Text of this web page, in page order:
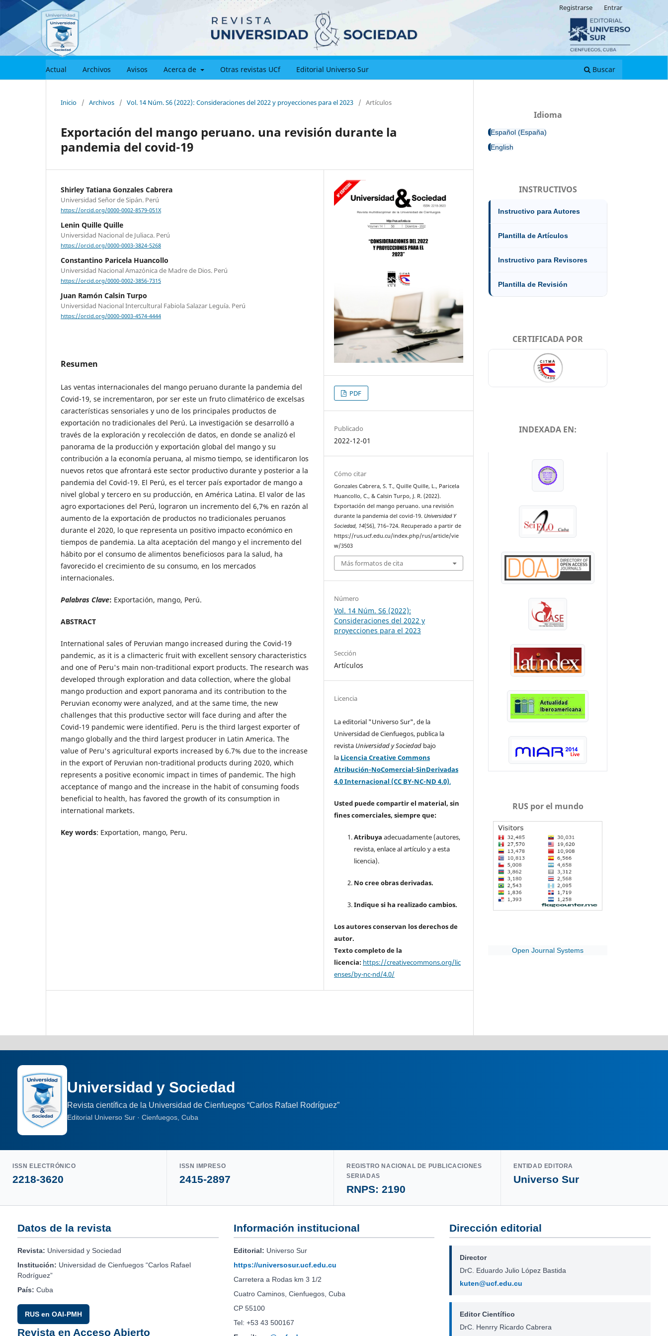
Actual Archivos Avisos Acerca de Otras revistas UCf Editorial Universo Sur Buscar
Registrarse Entrar
Inicio / Archivos / Vol. 14 Núm. S6 (2022): Consideraciones del 2022 y proyecciones para el 2023 / Artículos
Exportación del mango peruano. una revisión durante la
pandemia del covid-19
Shirley Tatiana Gonzales Cabrera
Universidad Señor de Sipán. Perú
https://orcid.org/0000-0002-8579-051X
Lenin Quille Quille
Universidad Nacional de Juliaca. Perú
https://orcid.org/0000-0003-3824-5268
Constantino Paricela Huancollo
Universidad Nacional Amazónica de Madre de Dios. Perú
https://orcid.org/0000-0002-3856-7315
Juan Ramón Calsin Turpo
Universidad Nacional Intercultural Fabiola Salazar Leguía. Perú
https://orcid.org/0000-0003-4574-4444
Resumen
Las ventas internacionales del mango peruano durante la pandemia del
Covid-19, se incrementaron, por ser este un fruto climatérico de excelsas
características sensoriales y uno de los principales productos de
exportación no tradicionales del Perú. La investigación se desarrolló a
través de la exploración y recolección de datos, en donde se analizó el
panorama de la producción y exportación global del mango y su
contribución a la economía peruana, al mismo tiempo, se identificaron los
nuevos retos que afrontará este sector productivo durante y posterior a la
pandemia del Covid-19. El Perú, es el tercer país exportador de mango a
nivel global y tercero en su producción, en América Latina. El valor de las
agro exportaciones del Perú, lograron un incremento del 6,7% en razón al
aumento de la exportación de productos no tradicionales peruanos
durante el 2020, lo que representa un positivo impacto económico en
tiempos de pandemia. La alta aceptación del mango y el incremento del
hábito por el consumo de alimentos beneficiosos para la salud, ha
favorecido el crecimiento de su consumo, en los mercados
internacionales.
Palabras Clave: Exportación, mango, Perú.
ABSTRACT
International sales of Peruvian mango increased during the Covid-19
pandemic, as it is a climacteric fruit with excellent sensory characteristics
and one of Peru's main non-traditional export products. The research was
developed through exploration and data collection, where the global
mango production and export panorama and its contribution to the
Peruvian economy were analyzed, and at the same time, the new
challenges that this productive sector will face during and after the
Covid-19 pandemic were identified. Peru is the third largest exporter of
mango globally and the third largest producer in Latin America. The
value of Peru's agricultural exports increased by 6.7% due to the increase
in the export of Peruvian non-traditional products during 2020, which
represents a positive economic impact in times of pandemic. The high
acceptance of mango and the increase in the habit of consuming foods
beneficial to health, has favored the growth of its consumption in
international markets.
Key words: Exportation, mango, Peru.
PDF
Publicado
2022-12-01
Cómo citar
Gonzales Cabrera, S. T., Quille Quille, L., Paricela
Huancollo, C., & Calsin Turpo, J. R. (2022).
Exportación del mango peruano. una revisión
durante la pandemia del covid-19. Universidad Y
Sociedad, 14(S6), 716–724. Recuperado a partir de
https://rus.ucf.edu.cu/index.php/rus/article/vie
w/3503
Más formatos de cita
Número
Vol. 14 Núm. S6 (2022):
Consideraciones del 2022 y
proyecciones para el 2023
Sección
Artículos
Licencia
La editorial "Universo Sur", de la
Universidad de Cienfuegos, publica la
revista Universidad y Sociedad bajo
la Licencia Creative Commons
Atribución-NoComercial-SinDerivadas
4.0 Internacional (CC BY-NC-ND 4.0).
Usted puede compartir el material, sin
fines comerciales, siempre que:
Atribuya adecuadamente (autores,
revista, enlace al artículo y a esta
licencia).
No cree obras derivadas.
Indique si ha realizado cambios.
Los autores conservan los derechos de
autor.
Texto completo de la
licencia: https://creativecommons.org/lic
enses/by-nc-nd/4.0/
Idioma
Español (España)
English
INSTRUCTIVOS
Instructivo para Autores
Plantilla de Artículos
Instructivo para Revisores
Plantilla de Revisión
CERTIFICADA POR
INDEXADA EN:
RUS por el mundo
Open Journal Systems
Universidad y Sociedad
Revista científica de la Universidad de Cienfuegos “Carlos Rafael Rodríguez”
Editorial Universo Sur · Cienfuegos, Cuba
ISSN ELECTRÓNICO
2218-3620
ISSN IMPRESO
2415-2897
REGISTRO NACIONAL DE PUBLICACIONES
SERIADAS
RNPS: 2190
ENTIDAD EDITORA
Universo Sur
Datos de la revista
Revista: Universidad y Sociedad
Institución: Universidad de Cienfuegos “Carlos Rafael
Rodríguez”
País: Cuba
RUS en OAI-PMH
Revista en Acceso Abierto
Información institucional
Editorial: Universo Sur
https://universosur.ucf.edu.cu
Carretera a Rodas km 3 1/2
Cuatro Caminos, Cienfuegos, Cuba
CP 55100
Tel: +53 43 500167
Dirección editorial
Director
DrC. Eduardo Julio López Bastida
kuten@ucf.edu.cu
Editor Científico
DrC. Henrry Ricardo Cabrera